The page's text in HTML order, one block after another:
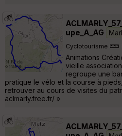
upe_A_AG
Cyclotourisme
Animations
vieille
regroupe une
pratique le vélo et la course à
retrouver au cours de visites du
aclmarly.free.fr/ »